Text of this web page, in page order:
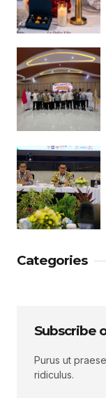
Categories
Subscribe
Purus ut
ridiculus.